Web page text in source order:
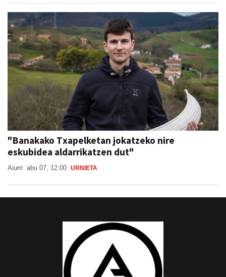
"Banakako Txapelketan jokatzeko nire
eskubidea aldarrikatzen dut"
Aiurri abu 07, 12:00 URNIETA